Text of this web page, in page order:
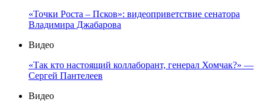
«Точки Роста – Псков»: видеоприветствие сенатора
Владимира Джабарова
Видео
«Так кто настоящий коллаборант, генерал Хомчак?» —
Сергей Пантелеев
Видео